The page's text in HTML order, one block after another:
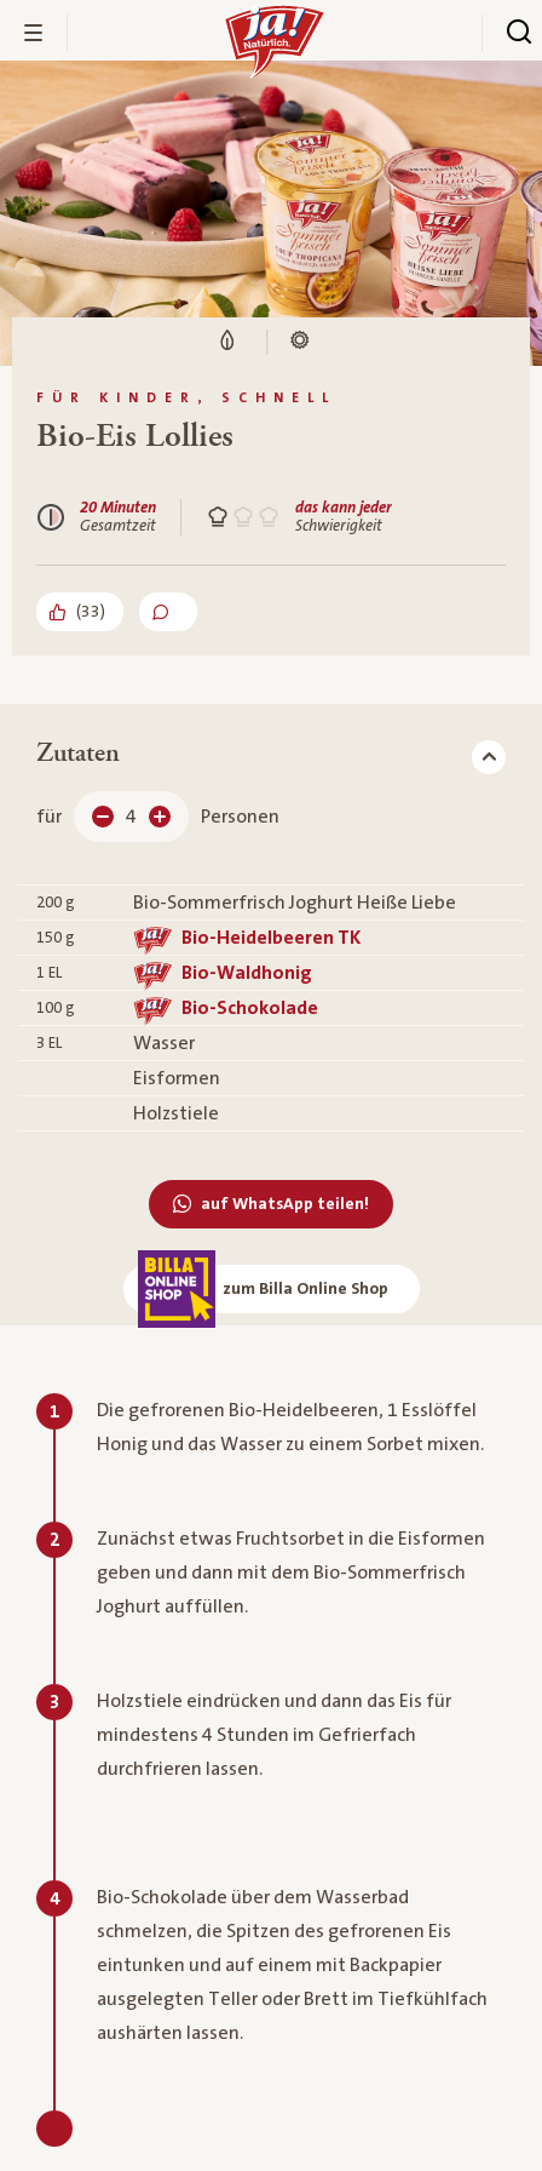
FÜR KINDER, SCHNELL
Bio-Eis Lollies
20 Minuten
Gesamtzeit
das kann jeder
Schwierigkeit
(33)
Zutaten
für 4 Personen
200 g Bio-Sommerfrisch Joghurt Heiße Liebe
150 g Bio-Heidelbeeren TK
1 EL Bio-Waldhonig
100 g Bio-Schokolade
3 EL
Wasser
Eisformen
Holzstiele
auf WhatsApp teilen!
zum Billa Online Shop
1
Die gefrorenen Bio-Heidelbeeren, 1 Esslöffel
Honig und das Wasser zu einem Sorbet mixen.
2
Zunächst etwas Fruchtsorbet in die Eisformen
geben und dann mit dem Bio-Sommerfrisch
Joghurt auffüllen.
3
Holzstiele eindrücken und dann das Eis für
mindestens 4 Stunden im Gefrierfach
durchfrieren lassen.
4
Bio-Schokolade über dem Wasserbad
schmelzen, die Spitzen des gefrorenen Eis
eintunken und auf einem mit Backpapier
ausgelegten Teller oder Brett im Tiefkühlfach
aushärten lassen.